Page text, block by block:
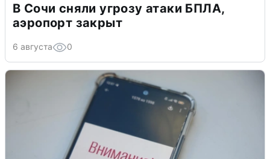
В Сочи сняли угрозу атаки БПЛА,
аэропорт закрыт
6 августа 0